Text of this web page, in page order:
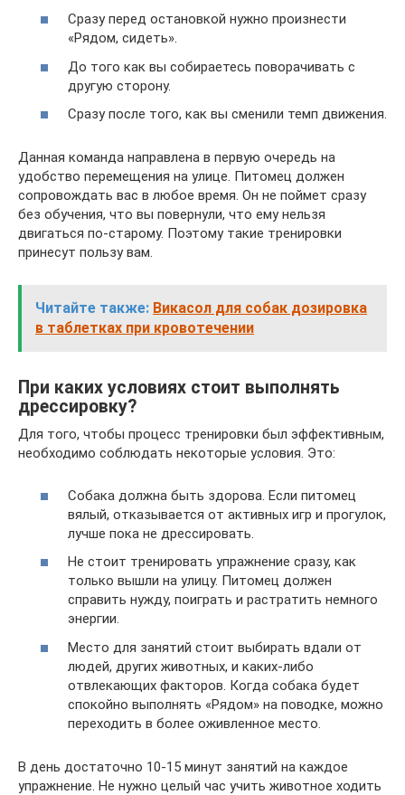
Сразу перед остановкой нужно произнести
«Рядом, сидеть».
До того как вы собираетесь поворачивать с
другую сторону.
Сразу после того, как вы сменили темп движения.
Данная команда направлена в первую очередь на
удобство перемещения на улице. Питомец должен
сопровождать вас в любое время. Он не поймет сразу
без обучения, что вы повернули, что ему нельзя
двигаться по-старому. Поэтому такие тренировки
принесут пользу вам.
Читайте также: Викасол для собак дозировка
в таблетках при кровотечении
При каких условиях стоит выполнять
дрессировку?
Для того, чтобы процесс тренировки был эффективным,
необходимо соблюдать некоторые условия. Это:
Собака должна быть здорова. Если питомец
вялый, отказывается от активных игр и прогулок,
лучше пока не дрессировать.
Не стоит тренировать упражнение сразу, как
только вышли на улицу. Питомец должен
справить нужду, поиграть и растратить немного
энергии.
Место для занятий стоит выбирать вдали от
людей, других животных, и каких-либо
отвлекающих факторов. Когда собака будет
спокойно выполнять «Рядом» на поводке, можно
переходить в более оживленное место.
В день достаточно 10-15 минут занятий на каждое
упражнение. Не нужно целый час учить животное ходить